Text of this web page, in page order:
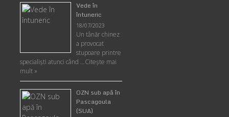
Vede în
întuneric
18/07/2023
Un tânăr chinez
a provocat
stupoare printre
specialişti atunci când …Citește mai
mult »
OZN sub apă în
Pascagoula
(SUA)